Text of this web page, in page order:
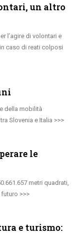
un altro
l’agire di volontari e
caso di reati colposi
della mobilità
Slovenia e Italia
le
metri quadrati,
e turismo: